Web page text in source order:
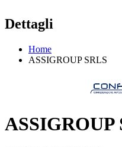
Dettagli
Home
ASSIGROUP SRLS
ASSIGROUP